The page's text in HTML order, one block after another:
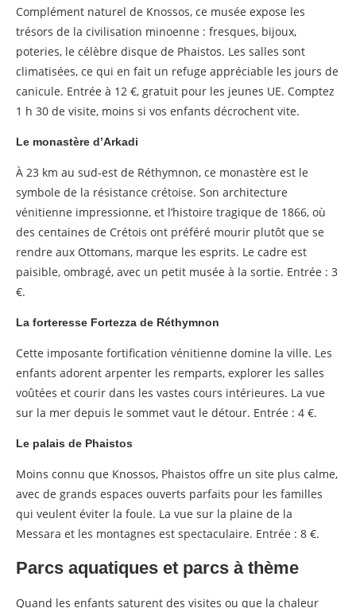
Complément naturel de Knossos, ce musée expose les
trésors de la civilisation minoenne : fresques, bijoux,
poteries, le célèbre disque de Phaistos. Les salles sont
climatisées, ce qui en fait un refuge appréciable les jours de
canicule. Entrée à 12 €, gratuit pour les jeunes UE. Comptez
1 h 30 de visite, moins si vos enfants décrochent vite.
Le monastère d’Arkadi
À 23 km au sud-est de Réthymnon, ce monastère est le
symbole de la résistance crétoise. Son architecture
vénitienne impressionne, et l’histoire tragique de 1866, où
des centaines de Crétois ont préféré mourir plutôt que se
rendre aux Ottomans, marque les esprits. Le cadre est
paisible, ombragé, avec un petit musée à la sortie. Entrée : 3
€.
La forteresse Fortezza de Réthymnon
Cette imposante fortification vénitienne domine la ville. Les
enfants adorent arpenter les remparts, explorer les salles
voûtées et courir dans les vastes cours intérieures. La vue
sur la mer depuis le sommet vaut le détour. Entrée : 4 €.
Le palais de Phaistos
Moins connu que Knossos, Phaistos offre un site plus calme,
avec de grands espaces ouverts parfaits pour les familles
qui veulent éviter la foule. La vue sur la plaine de la
Messara et les montagnes est spectaculaire. Entrée : 8 €.
Parcs aquatiques et parcs à thème
Quand les enfants saturent des visites ou que la chaleur